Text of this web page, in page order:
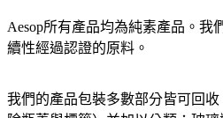
Aesop所有產品均為純素產品。我
續性經過認證的原料。​
我們的產品包裝多數部分皆可回